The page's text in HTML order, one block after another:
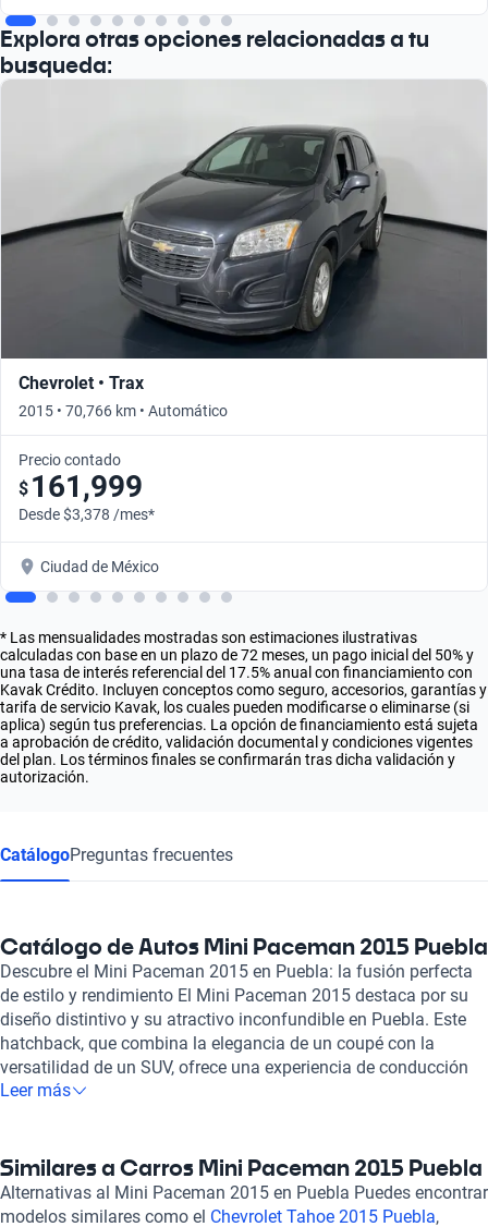
Explora otras opciones relacionadas a tu
busqueda:
Chevrolet • Trax
2015 • 70,766 km • Automático
Precio contado
$ 161,999
Desde $3,378 /mes*
Ciudad de México
* Las mensualidades mostradas son estimaciones ilustrativas
calculadas con base en un plazo de 72 meses, un pago inicial del 50% y
una tasa de interés referencial del 17.5% anual con financiamiento con
Kavak Crédito. Incluyen conceptos como seguro, accesorios, garantías y
tarifa de servicio Kavak, los cuales pueden modificarse o eliminarse (si
aplica) según tus preferencias. La opción de financiamiento está sujeta
a aprobación de crédito, validación documental y condiciones vigentes
del plan. Los términos finales se confirmarán tras dicha validación y
autorización.
CatálogoPreguntas frecuentes
Catálogo de Autos Mini Paceman 2015 Puebla
Descubre el Mini Paceman 2015 en Puebla: la fusión perfecta
de estilo y rendimiento El Mini Paceman 2015 destaca por su
diseño distintivo y su atractivo inconfundible en Puebla. Este
hatchback, que combina la elegancia de un coupé con la
versatilidad de un SUV, ofrece una experiencia de conducción
emocionante y cómoda. Su motor de 1.6 litros, con opciones
km/h en solo 6.9 segundos. Este modelo cuenta con una
velocidad máxima que puede alcanzar los 226 km/h, ideal para
quienes disfrutan de la adrenalina en las carreteras. Además,
Leer más
Similares a Carros Mini Paceman 2015 Puebla
Alternativas al Mini Paceman 2015 en Puebla Puedes encontrar
modelos similares como el Chevrolet Tahoe 2015 Puebla,